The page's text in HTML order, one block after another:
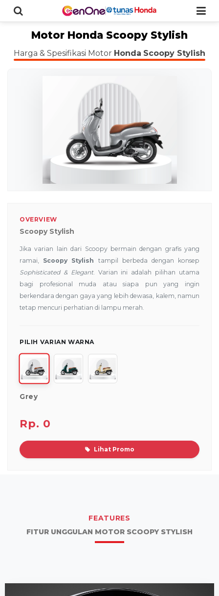
Motor Honda Scoopy Stylish
Harga & Spesifikasi Motor Honda Scoopy Stylish
OVERVIEW
Scoopy Stylish
Jika varian lain dari Scoopy bermain dengan grafis yang
ramai, Scoopy Stylish tampil berbeda dengan konsep
Sophisticated & Elegant. Varian ini adalah pilihan utama
bagi profesional muda atau siapa pun yang ingin
berkendara dengan gaya yang lebih dewasa, kalem, namun
tetap mencuri perhatian di lampu merah.
PILIH VARIAN WARNA
Grey
Rp. 0
Lihat Promo
FEATURES
FITUR UNGGULAN MOTOR SCOOPY STYLISH